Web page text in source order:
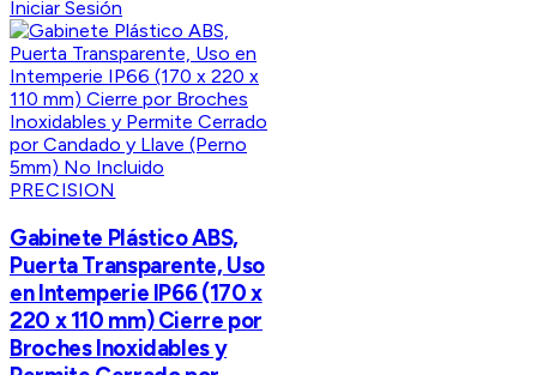
Iniciar Sesión
PRECISION
Gabinete Plástico ABS,
Puerta Transparente, Uso
en Intemperie IP66 (170 x
220 x 110 mm) Cierre por
Broches Inoxidables y